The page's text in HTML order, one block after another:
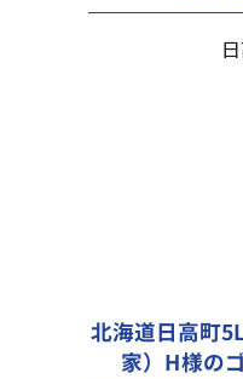
北海道日高町
家）H様の